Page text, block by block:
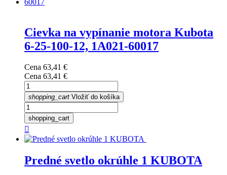
Cievka na vypínanie motora Kubota
6-25-100-12, 1A021-60017
Cena 63,41 €
Cena 63,41 €
shopping_cart Vložiť do košíka
shopping_cart

Predné svetlo okrúhle 1 KUBOTA